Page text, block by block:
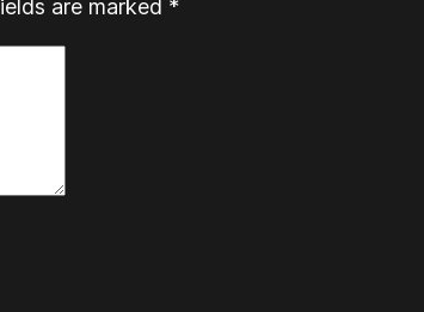
are marked *